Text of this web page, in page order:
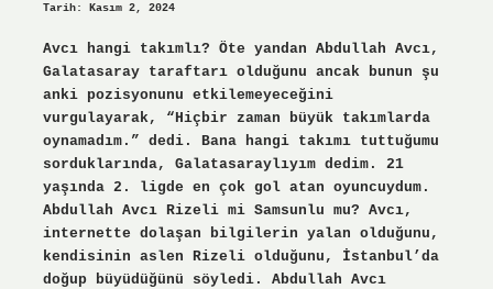
Tarih: Kasım 2, 2024
Avcı hangi takımlı? Öte yandan Abdullah Avcı,
Galatasaray taraftarı olduğunu ancak bunun şu
anki pozisyonunu etkilemeyeceğini
vurgulayarak, “Hiçbir zaman büyük takımlarda
oynamadım.” dedi. Bana hangi takımı tuttuğumu
sorduklarında, Galatasaraylıyım dedim. 21
yaşında 2. ligde en çok gol atan oyuncuydum.
Abdullah Avcı Rizeli mi Samsunlu mu? Avcı,
internette dolaşan bilgilerin yalan olduğunu,
kendisinin aslen Rizeli olduğunu, İstanbul’da
doğup büyüdüğünü söyledi. Abdullah Avcı